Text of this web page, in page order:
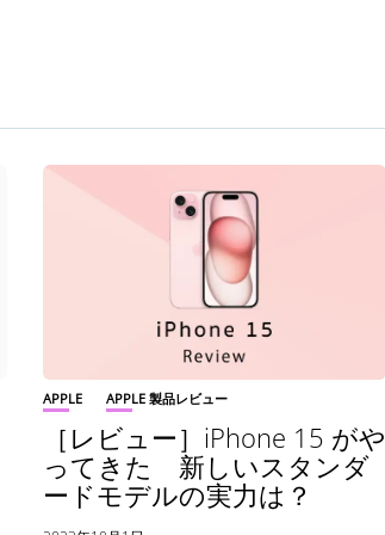
APPLE APPLE 製品レビュー
［レビュー］iPhone 15 がや
ってきた 新しいスタンダ
ードモデルの実力は？